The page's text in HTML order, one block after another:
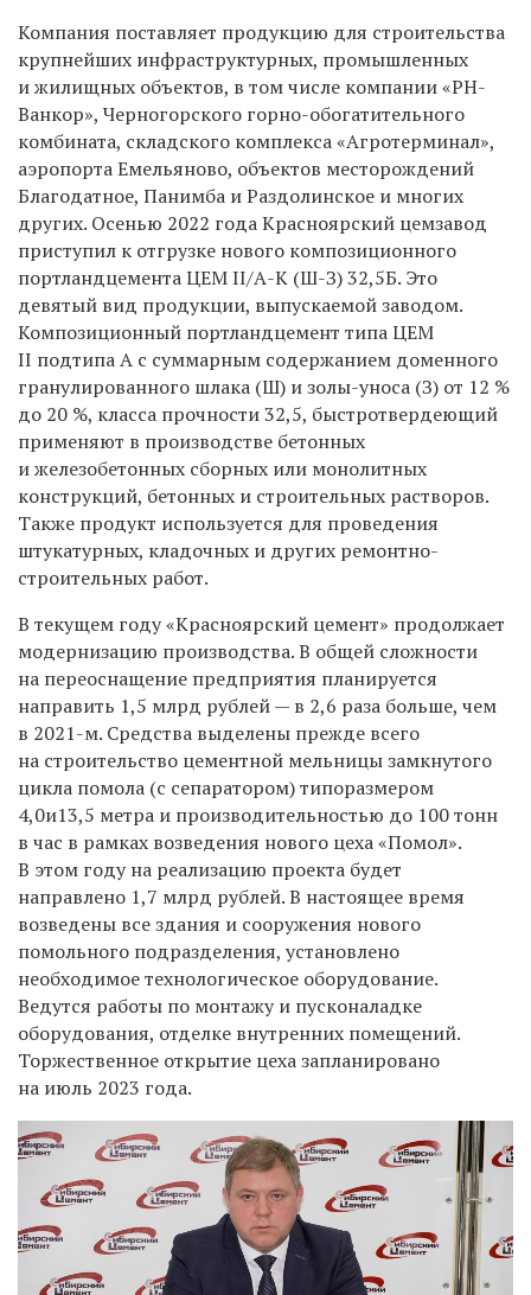
Компания поставляет продукцию для строительства
крупнейших инфраструктурных, промышленных
и жилищных объектов, в том числе компании «РН-
Ванкор», Черногорского горно-обогатительного
комбината, складского комплекса «Агротерминал»,
аэропорта Емельяново, объектов месторождений
Благодатное, Панимба и Раздолинское и многих
других. Осенью 2022 года Красноярский цемзавод
приступил к отгрузке нового композиционного
портландцемента ЦЕМ II/А-К (Ш-З) 32,5Б. Это
девятый вид продукции, выпускаемой заводом.
Композиционный портландцемент типа ЦЕМ
II подтипа А с суммарным содержанием доменного
гранулированного шлака (Ш) и золы-уноса (З) от 12 %
до 20 %, класса прочности 32,5, быстротвердеющий
применяют в производстве бетонных
и железобетонных сборных или монолитных
конструкций, бетонных и строительных растворов.
Также продукт используется для проведения
штукатурных, кладочных и других ремонтно-
строительных работ.
В текущем году «Красноярский цемент» продолжает
модернизацию производства. В общей сложности
на переоснащение предприятия планируется
направить 1,5 млрд рублей — в 2,6 раза больше, чем
в 2021-м. Средства выделены прежде всего
на строительство цементной мельницы замкнутого
цикла помола (с сепаратором) типоразмером
4,0и13,5 метра и производительностью до 100 тонн
в час в рамках возведения нового цеха «Помол».
В этом году на реализацию проекта будет
направлено 1,7 млрд рублей. В настоящее время
возведены все здания и сооружения нового
помольного подразделения, установлено
необходимое технологическое оборудование.
Ведутся работы по монтажу и пусконаладке
оборудования, отделке внутренних помещений.
Торжественное открытие цеха запланировано
на июль 2023 года.